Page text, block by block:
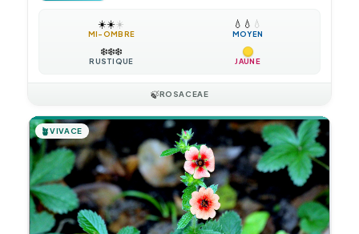
☀️☀️☀️
MI-OMBRE
💧 💧 💧
MOYEN
❄️❄️❄️
RUSTIQUE JAUNE
🍃ROSACEAE
🪴VIVACE